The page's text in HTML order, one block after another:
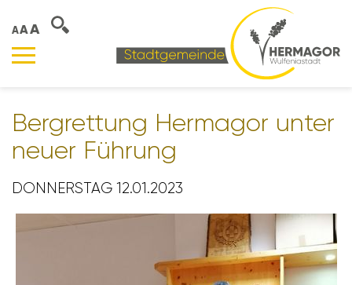
AAA
Berg­ret­tung Hermagor unter
neuer Führung
DONNERSTAG 12.01.2023